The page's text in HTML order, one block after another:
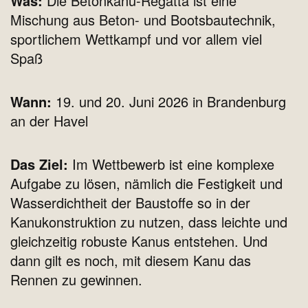
Mischung aus Beton- und Bootsbautechnik,
sportlichem Wettkampf und vor allem viel
Spaß
Wann: 19. und 20. Juni 2026 in Brandenburg
an der Havel
Das Ziel: Im Wettbewerb ist eine komplexe
Aufgabe zu lösen, nämlich die Festigkeit und
Wasserdichtheit der Baustoffe so in der
Kanukonstruktion zu nutzen, dass leichte und
gleichzeitig robuste Kanus entstehen. Und
dann gilt es noch, mit diesem Kanu das
Rennen zu gewinnen.